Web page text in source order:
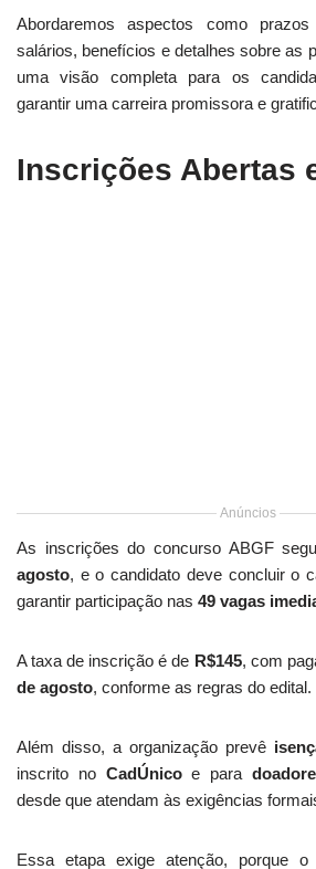
Abordaremos aspectos como
salários, benefícios e detalhes sobre as
uma visão completa para os
garantir uma carreira promissora e
Inscrições Abertas
Anúncios
As inscrições do concurso ABGF
agosto, e o candidato deve concluir o
garantir participação nas 49 vagas
A taxa de inscrição é de R$145, com
de agosto, conforme as regras do edital.
Além disso, a organização prevê
inscrito no CadÚnicoe para
desde que atendam às exigências
Essa etapa exige atenção, porque